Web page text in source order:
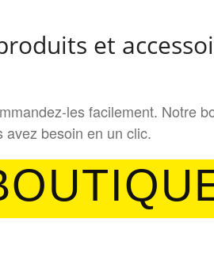
et
les facilement. Notre
besoin en un clic.